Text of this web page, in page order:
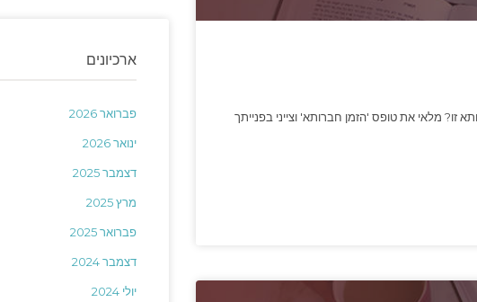
זו? מלאי את טופס 'הזמן חברותא' וצייני בפנייתך
ארכיונים
פברואר 2026
ינואר 2026
דצמבר 2025
מרץ 2025
פברואר 2025
דצמבר 2024
יולי 2024